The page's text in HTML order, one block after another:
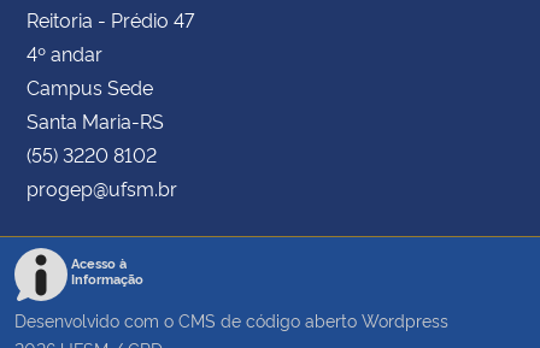
Reitoria - Prédio 47
4º andar
Campus Sede
Santa Maria-RS
(55) 3220 8102
progep@ufsm.br
Acesso à
Informação
Desenvolvido com o CMS de código aberto Wordpress